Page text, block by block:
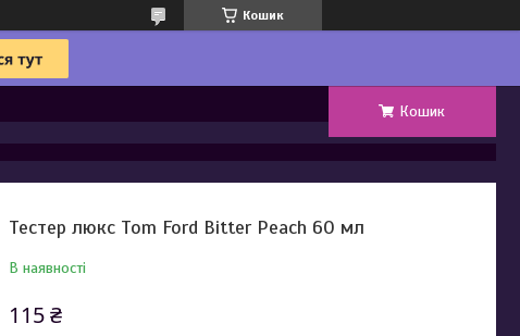
Кошик
Кошик
Тестер люкс Tom Ford Bitter Peach 60 мл
В наявності
115 ₴